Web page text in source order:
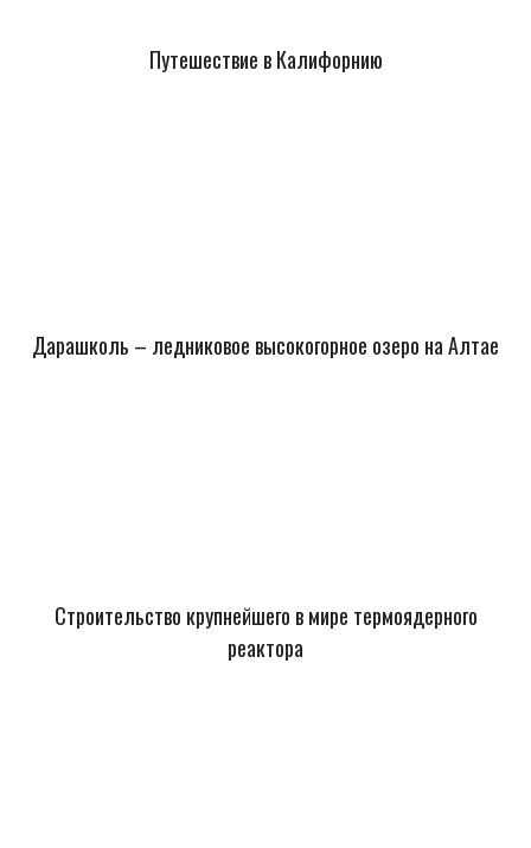
Путешествие в Калифорнию
Дарашколь – ледниковое высокогорное озеро на Алтае
Строительство крупнейшего в мире термоядерного
реактора